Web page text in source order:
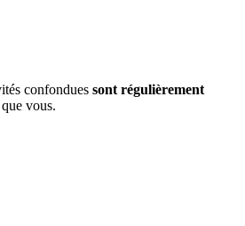
confondues sont régulièrement
vous.